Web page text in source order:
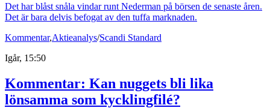
Det har blåst snåla vindar runt Nederman på börsen de senaste åren.
Det är bara delvis befogat av den tuffa marknaden.
Kommentar,Aktieanalys/Scandi Standard
Igår, 15:50
Kommentar: Kan nuggets bli lika
lönsamma som kycklingfilé?